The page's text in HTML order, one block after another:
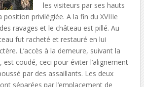
les visiteurs par ses hauts
privilégiée. A la fin du XVIIIe
ravages et le château est pillé. Au
fut racheté et restauré en lui
L’accès à la demeure, suivant la
est coudé, ceci pour éviter l’alignement
par des assaillants. Les deux
séparées par l’emplacement de